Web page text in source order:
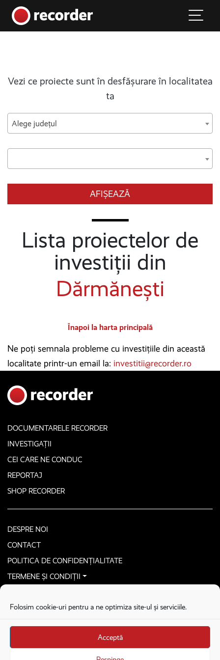
Folosim cookie-uri pentru a ne optimiza site-ul și serviciile.
Acceptă
Main Navigation
Vezi ce proiecte sunt în desfășurare în localitatea
ta
Alege județul
AFIȘEAZĂ
Lista proiectelor de
investiții din
Dărmănești
Înapoi la harta principală
Ne poți semnala probleme cu investițiile din această
localitate printr-un email la: investitii@recorder.ro
DOCUMENTARELE RECORDER
INVESTIGAȚII
CEI CARE NE CONDUC
REPORTAJ
SHOP RECORDER
DESPRE NOI
CONTACT
POLITICA DE CONFIDENȚIALITATE
TERMENE ȘI CONDIȚII
Stega creative
Brandul Recorder e operat de Asociația Recorder Community, sub licența SC